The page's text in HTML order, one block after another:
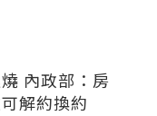
內政部：房
解約換約